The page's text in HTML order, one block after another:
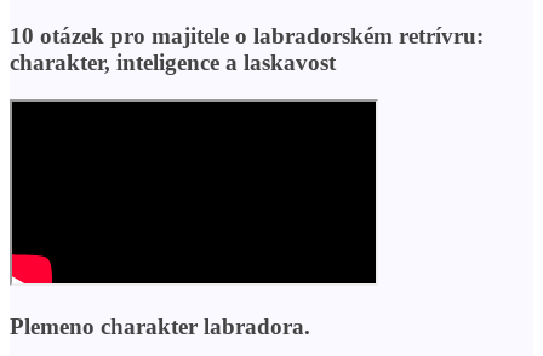
10 otázek pro majitele o labradorském retrívru:
charakter, inteligence a laskavost
Plemeno charakter labradora.